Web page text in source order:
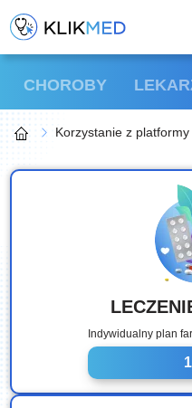
CHOROBY
Korzystanie z platformy
Indywidualny plan